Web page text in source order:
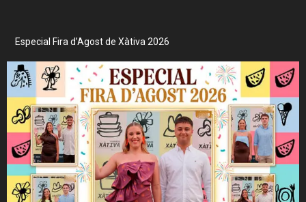
Especial Fira d’Agost de Xàtiva 2026